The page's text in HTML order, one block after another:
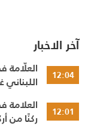
آخر الاخبار
12:04
العلّامة
12:01
العلامة
ركنًا من